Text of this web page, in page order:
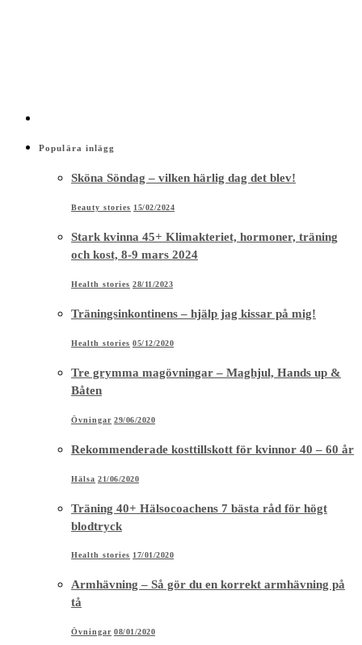
Populära inlägg
Sköna Söndag – vilken härlig dag det blev!
Beauty stories 15/02/2024
Stark kvinna 45+ Klimakteriet, hormoner, träning
och kost, 8-9 mars 2024
Health stories 28/11/2023
Träningsinkontinens – hjälp jag kissar på mig!
Health stories 05/12/2020
Tre grymma magövningar – Maghjul, Hands up &
Båten
Övningar 29/06/2020
Rekommenderade kosttillskott för kvinnor 40 – 60 år
Hälsa 21/06/2020
Träning 40+ Hälsocoachens 7 bästa råd för högt
blodtryck
Health stories 17/01/2020
Armhävning – Så gör du en korrekt armhävning på
tå
Övningar 08/01/2020